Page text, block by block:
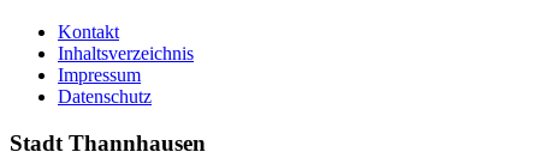
Kontakt
Inhaltsverzeichnis
Impressum
Datenschutz
Stadt Thannhausen